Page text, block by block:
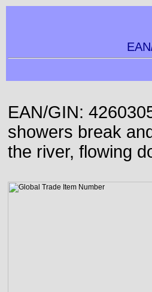
EAN/GIN:
showers break
the river, flowing